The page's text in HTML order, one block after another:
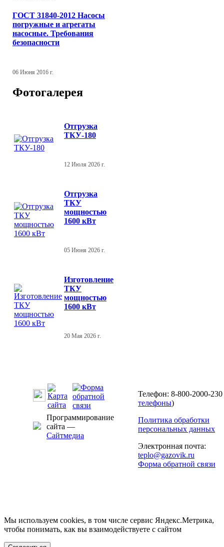
ГОСТ 31840-2012 Насосы
погружные и агрегаты
насосные. Требования
безопасности
06 Июня 2016 г.
Фотогалерея
Отгрузка
ТКУ-180
12 Июля 2026 г.
Отгрузка
ТКУ
мощностью
1600 кВт
05 Июня 2026 г.
Изготовление
ТКУ
мощностью
1600 кВт
20 Мая 2026 г.
Программирование
сайта —
Сайтмедиа
Телефон: 8-800-2000-230
телефоны)
Политика обработки
персональных данных
Электронная почта:
teplo@gazovik.ru
Форма обратной связи
Мы используем cookies, в том числе сервис Яндекс.Метрика,
чтобы понимать, как вы взаимодействуете с сайтом